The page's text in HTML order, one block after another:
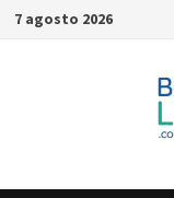
Saltar
7 agosto 2026